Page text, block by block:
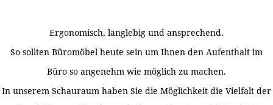
Ergonomisch, langlebig und ansprechend.
So sollten Büromöbel heute sein um Ihnen den Aufenthalt im
Büro so angenehm wie möglich zu machen.
In unserem Schauraum haben Sie die Möglichkeit die Vielfalt der